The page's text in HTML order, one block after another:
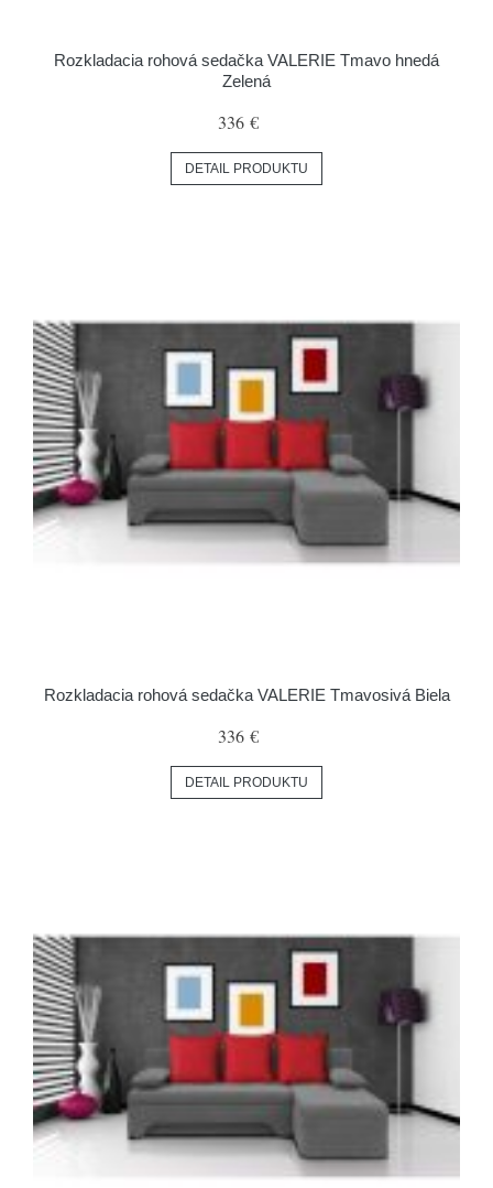
Rozkladacia rohová sedačka VALERIE Tmavo hnedá
Zelená
336 €
DETAIL PRODUKTU
Rozkladacia rohová sedačka VALERIE Tmavosivá Biela
336 €
DETAIL PRODUKTU